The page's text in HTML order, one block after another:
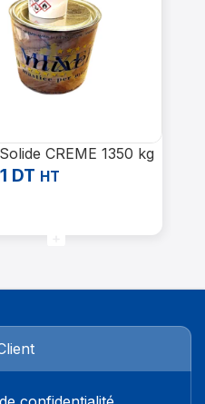
CREME 1350 kg
DT HT